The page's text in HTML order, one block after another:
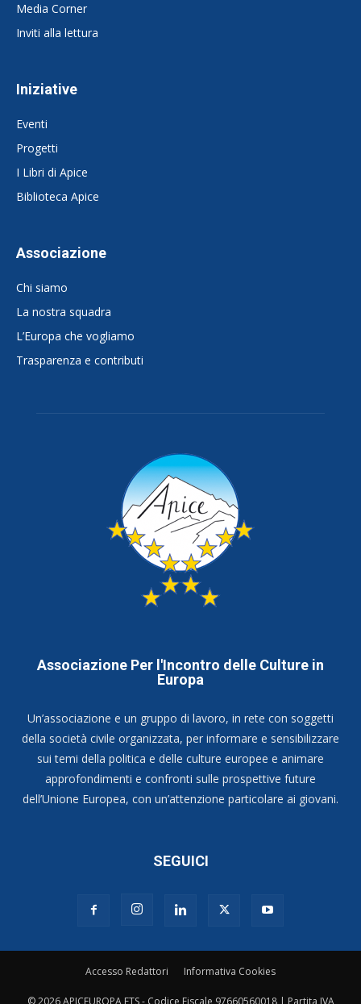
Media Corner
Inviti alla lettura
Iniziative
Eventi
Progetti
I Libri di Apice
Biblioteca Apice
Associazione
Chi siamo
La nostra squadra
L’Europa che vogliamo
Trasparenza e contributi
Associazione Per l'Incontro delle Culture in
Europa
Un’associazione e un gruppo di lavoro, in rete con soggetti
della società civile organizzata, per informare e sensibilizzare
sui temi della politica e delle culture europee e animare
approfondimenti e confronti sulle prospettive future
dell’Unione Europea, con un’attenzione particolare ai giovani.
SEGUICI
Accesso Redattori Informativa Cookies